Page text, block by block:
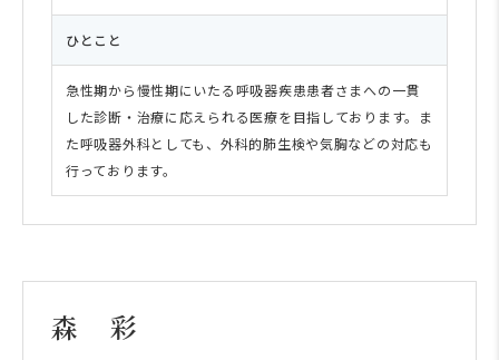
ひとこと
急性期から慢性期にいたる呼吸器疾患患者さまへの一貫
した診断・治療に応えられる医療を目指しております。ま
た呼吸器外科としても、外科的肺生検や気胸などの対応も
行っております。
森 彩